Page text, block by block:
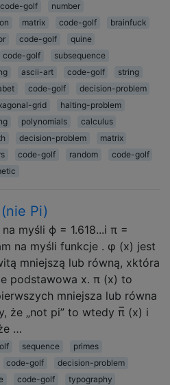
code-golf
number
matrix code-golf
brainfuck
code-golf
quine
code-golf
subsequence
ascii-art code-golf
string
code-golf
decision-problem
grid
halting-problem
polynomials
calculus
decision-problem
matrix
code-golf random
code-golf
Pi)
myśli ϕ = 1.618...i π =
na myśli funkcje . φ (x) jest
mniejszą lub równą, xktóra
podstawowa x. π (x) to
mniejsza lub równa
że „not pi” to wtedy π̅ (x) i
…
sequence
primes
code-golf
decision-problem
code-golf
typography